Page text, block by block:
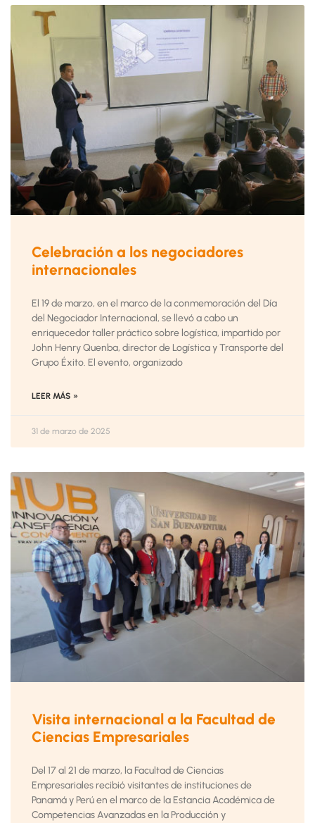
Celebración a los negociadores
internacionales
El 19 de marzo, en el marco de la conmemoración del Día
del Negociador Internacional, se llevó a cabo un
enriquecedor taller práctico sobre logística, impartido por
John Henry Quenba, director de Logística y Transporte del
Grupo Éxito. El evento, organizado
LEER MÁS »
31 de marzo de 2025
Visita internacional a la Facultad de
Ciencias Empresariales
Del 17 al 21 de marzo, la Facultad de Ciencias
Empresariales recibió visitantes de instituciones de
Panamá y Perú en el marco de la Estancia Académica de
Competencias Avanzadas en la Producción y